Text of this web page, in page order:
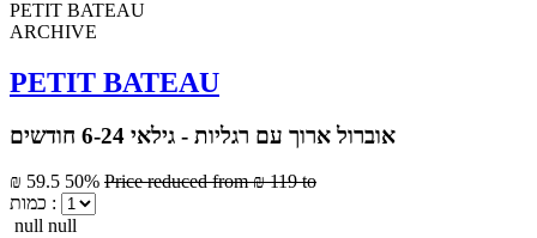
ARCHIVE
PETIT BATEAU
אוברול ארוך עם רגליות - גילאי 6-24 חודשים
₪ 59.5 50% Price reduced from₪ 119 to
כמות :
null null